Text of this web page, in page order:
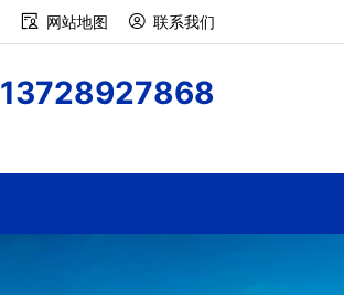
网站地图 联系我们
13728927868